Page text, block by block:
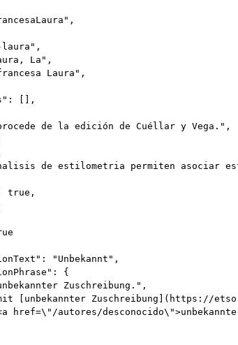
La",
Laura",
[],
de la edición de Cuéllar y Vega.",
de estilometria permiten asociar
true,
"Unbekannt",
{
Zuschreibung.",
[unbekannter Zuschreibung](https://
href=\"/autores/